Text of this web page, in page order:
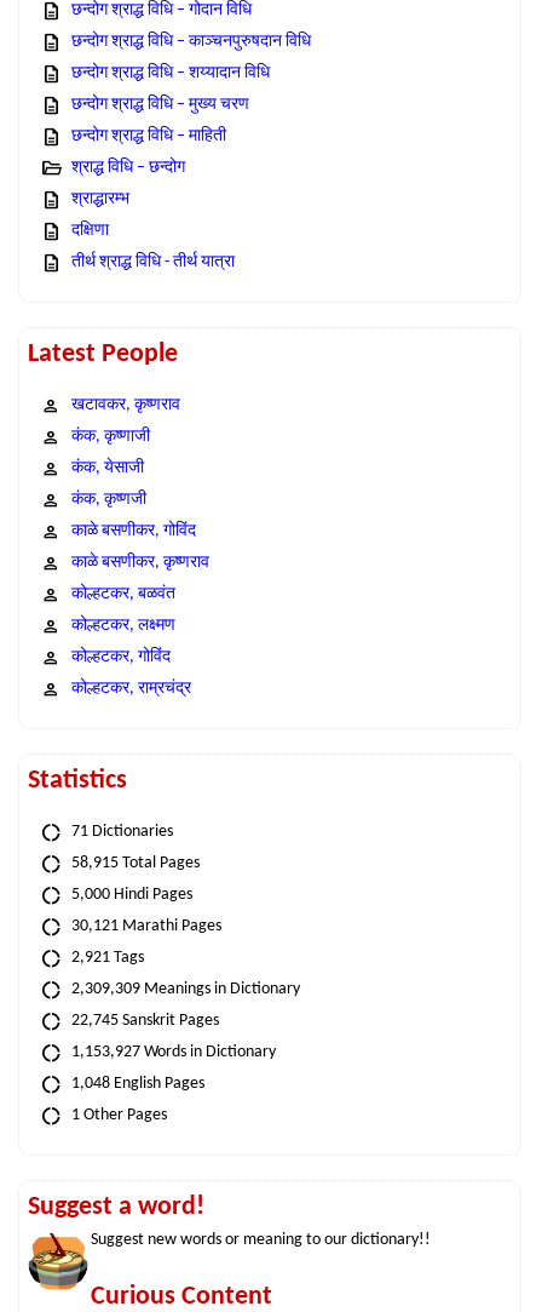
छन्दोग श्राद्ध विधि – गोदान विधि
छन्दोग श्राद्ध विधि – काञ्चनपुरुषदान विधि
छन्दोग श्राद्ध विधि – शय्यादान विधि
छन्दोग श्राद्ध विधि – मुख्य चरण
छन्दोग श्राद्ध विधि – माहिती
श्राद्ध विधि – छन्दोग
श्राद्धारम्भ
दक्षिणा
तीर्थ श्राद्ध विधि - तीर्थ यात्रा
Latest People
खटावकर, कृष्णराव
कंक, कृष्णाजी
कंक, येसाजी
कंक, कृष्णजी
काळे बसणीकर, गोविंद
काळे बसणीकर, कृष्णराव
कोल्हटकर, बळवंत
कोल्हटकर, लक्ष्मण
कोल्हटकर, गोविंद
कोल्हटकर, राम्रचंद्र
Statistics
71 Dictionaries
58,915 Total Pages
5,000 Hindi Pages
30,121 Marathi Pages
2,921 Tags
2,309,309 Meanings in Dictionary
22,745 Sanskrit Pages
1,153,927 Words in Dictionary
1,048 English Pages
1 Other Pages
Suggest a word!
Suggest new words or meaning to our dictionary!!
Curious Content